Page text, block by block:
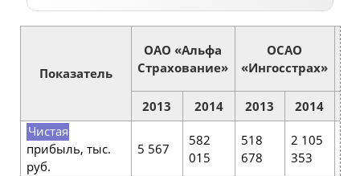
Показатель
ОАО «Альфа
Страхование»
OCAO
«Ингосстрах»
2013 2014 2013 2014
Чистая
прибыль, тыс.
руб.
5 567
582
015
518
678
2 105
353